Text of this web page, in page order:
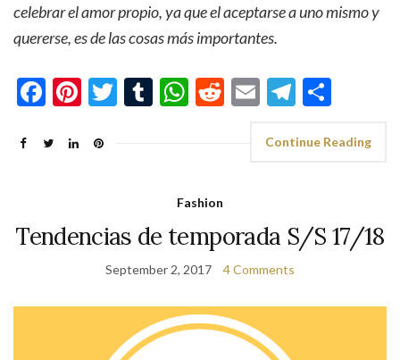
celebrar el amor propio, ya que el aceptarse a uno mismo y
quererse, es de las cosas más importantes.
Facebook
Pinterest
Twitter
Tumblr
WhatsApp
Reddit
Email
Continue Reading
Fashion
Tendencias de temporada S/S 17/18
September 2, 2017 4 Comments